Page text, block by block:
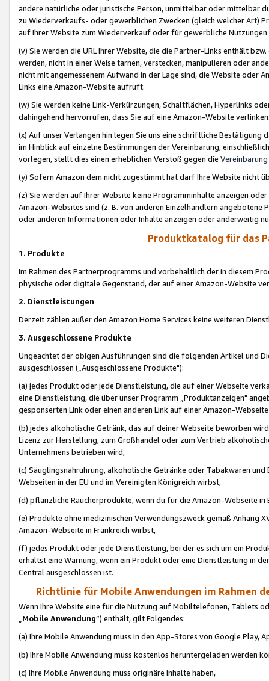
andere natürliche oder juristische Person, unmittelbar oder mittelbar
zu Wiederverkaufs- oder gewerblichen Zwecken (gleich welcher Art)
auf Ihrer Website zum Wiederverkauf oder für gewerbliche
(v) Sie werden die URL Ihrer Website, die die Partner-Links enthält
werden, nicht in einer Weise tarnen, verstecken, manipulieren oder
nicht mit angemessenem Aufwand in der Lage sind, die Website oder
Links eine Amazon-Website aufruft.
(w) Sie werden keine Link-Verkürzungen, Schaltflächen, Hyperlinks
dahingehend hervorrufen, dass Sie auf eine Amazon-Website
(x) Auf unser Verlangen hin legen Sie uns eine schriftliche
im Hinblick auf einzelne Bestimmungen der Vereinbarung,
vorlegen, stellt dies einen erheblichen Verstoß gegen die Vereinbarung
(y) Sofern Amazon dem nicht zugestimmt hat darf Ihre Website nicht
(z) Sie werden auf Ihrer Website keine Programminhalte anzeigen
Amazon-Websites sind (z. B. von anderen Einzelhändlern
oder anderen Informationen oder Inhalte anzeigen oder anderweitig
Produktkatalog für das
1. Produkte
Im Rahmen des Partnerprogramms und vorbehaltlich der in diesem
physische oder digitale Gegenstand, der auf einer Amazon-Website
2. Dienstleistungen
Derzeit zählen außer den Amazon Home Services keine weiteren
3. Ausgeschlossene Produkte
Ungeachtet der obigen Ausführungen sind die folgenden Artikel und
ausgeschlossen („Ausgeschlossene Produkte"):
(a) jedes Produkt oder jede Dienstleistung, die auf einer Webseite
eine Dienstleistung, die über unser Programm „Produktanzeigen"
gesponserten Link oder einen anderen Link auf einer Amazon-
(b) jedes alkoholische Getränk, das auf deiner Webseite beworben
Lizenz zur Herstellung, zum Großhandel oder zum Vertrieb
Unternehmens betrieben wird,
(c) Säuglingsnahruhrung, alkoholische Getränke oder Tabakwaren
Webseiten in der EU und im Vereinigten Königreich wirbst,
(d) pflanzliche Raucherprodukte, wenn du für die Amazon-Webseite in
(e) Produkte ohne medizinischen Verwendungszweck gemäß Anhang
Amazon-Webseite in Frankreich wirbst,
(f) jedes Produkt oder jede Dienstleistung, bei der es sich um ein
erhältst eine Warnung, wenn ein Produkt oder eine Dienstleistung in
Central ausgeschlossen ist.
Richtlinie für Mobile Anwendungen im Rahmen
Wenn Ihre Website eine für die Nutzung auf Mobiltelefonen, Tablets
„Mobile Anwendung“) enthält, gilt Folgendes:
(a) Ihre Mobile Anwendung muss in den App-Stores von Google Play,
(b) Ihre Mobile Anwendung muss kostenlos heruntergeladen werden
(c) Ihre Mobile Anwendung muss originäre Inhalte haben,